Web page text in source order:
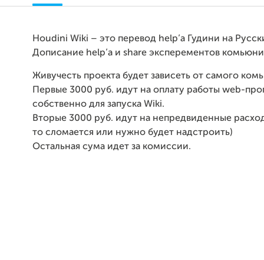
Houdini Wiki – это перевод help’а Гудини на
Дописание help’a и share эксперементов
Живучесть проекта будет зависеть от самого
Первые 3000 руб. идут на оплату работы web-
собственно для запуска Wiki.
Вторые 3000 руб. идут на непредвиденные
то сломается или нужно будет надстроить)
Остальная сума идет за комиссии.